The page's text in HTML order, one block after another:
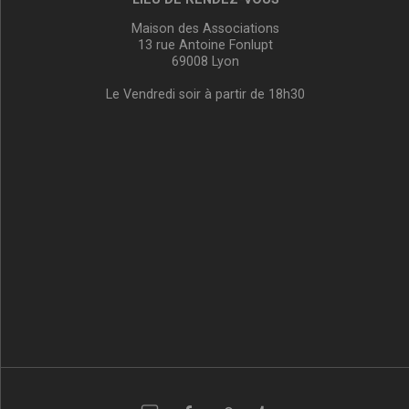
Maison des Associations
13 rue Antoine Fonlupt
69008 Lyon
Le Vendredi soir à partir de 18h30